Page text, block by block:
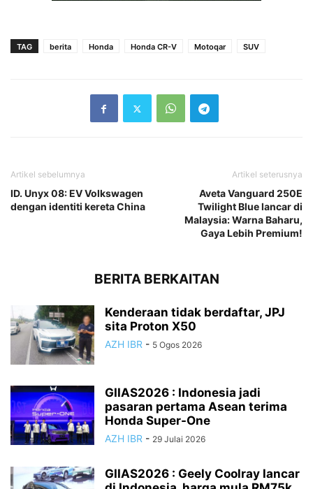
TAG berita Honda Honda CR-V Motoqar SUV
Artikel sebelumnya
ID. Unyx 08: EV Volkswagen
dengan identiti kereta China
Artikel seterusnya
Aveta Vanguard 250E
Twilight Blue lancar di
Malaysia: Warna Baharu,
Gaya Lebih Premium!
BERITA BERKAITAN
Kenderaan tidak berdaftar, JPJ
sita Proton X50
AZH IBR - 5 Ogos 2026
GIIAS2026 : Indonesia jadi
pasaran pertama Asean terima
Honda Super-One
AZH IBR - 29 Julai 2026
GIIAS2026 : Geely Coolray lancar